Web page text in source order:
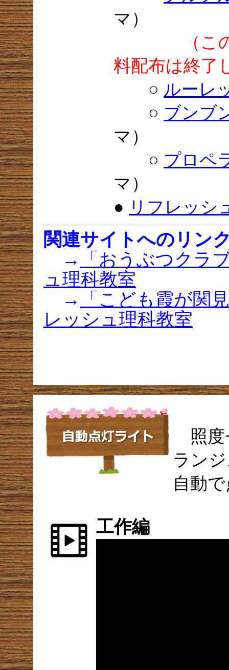
マ）
（
料配布は終了
○ ルーレ
○ ブンブ
マ）
○ プロペ
マ）
● リフレッシ
関連サイトへのリン
→
「おうぶつクラ
ュ理科教室
→
「こども霞が関
レッシュ理科教室
照度
ラン
自動
工作編